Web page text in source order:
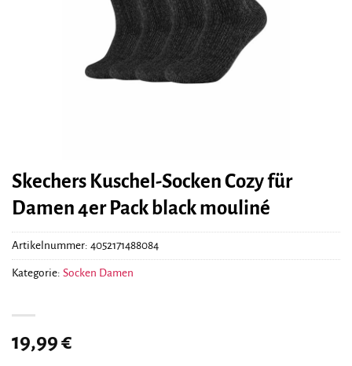
Skechers Kuschel-Socken Cozy für
Damen 4er Pack black mouliné
19,99€
Artikelnummer: 4052171488084
Kategorie: Socken Damen